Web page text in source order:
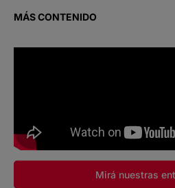
MÁS CONTENIDO
Mirá nuestras